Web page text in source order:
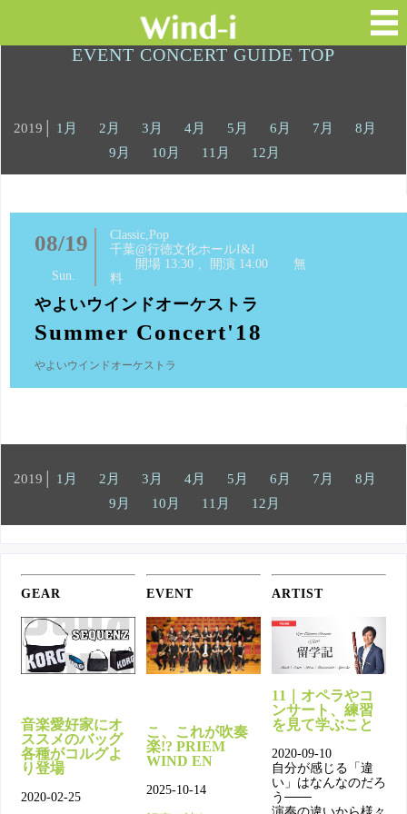
EVENT CONCERT GUIDE TOP
2019│ 1月 2月 3月 4月 5月 6月 7月
8月
9月
10月 11月 12月
08/19
Classic,Pop
千葉@行徳文化ホールI&I
開場 13:30 、開演 14:00 無
料
Sun.
やよいウインドオーケストラ
Summer Concert'18
やよいウインドオーケストラ
2019│ 1月 2月 3月 4月 5月 6月 7月
8月
9月
10月 11月 12月
GEAR EVENT ARTIST
音楽愛好家にオ
ススメのバッグ
各種がコルグよ
り登場
2020-02-25
こ、これが吹奏
楽!? PRIEM
WIND EN
2025-10-14
11｜オペラやコ
ンサート、練習
を見て学ぶこと
2020-09-10
自分が感じる「違
い」はなんなのだろ
う───